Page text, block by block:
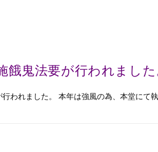
餓鬼法要が行われました
われました。 本年は強風の為、本堂にて